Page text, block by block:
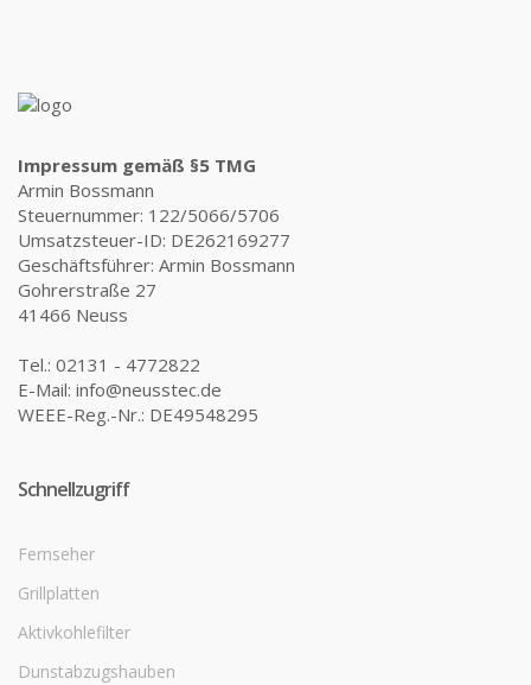
Impressum gemäß §5 TMG
Armin Bossmann
Steuernummer: 122/5066/5706
Umsatzsteuer-ID: DE262169277
Geschäftsführer: Armin Bossmann
Gohrerstraße 27
41466 Neuss
Tel.: 02131 - 4772822
E-Mail: info@neusstec.de
WEEE-Reg.-Nr.: DE49548295
Schnellzugriff
Fernseher
Grillplatten
Aktivkohlefilter
Dunstabzugshauben